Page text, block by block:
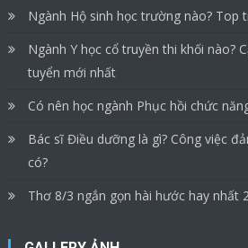
Ngành Hộ sinh học trường nào? Top
Ngành Y học cổ truyền thi khối nào?
tuyển mới nhất
Có nên học ngành Phục hồi chức
Bác sĩ Điều dưỡng là gì? Công việc
có?
Thơ 8/3 ngắn gọn hài hước hay nhất